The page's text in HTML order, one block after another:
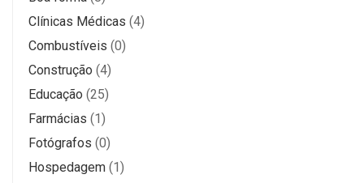
Clínicas Médicas (4)
Combustíveis (0)
Construção (4)
Educação (25)
Farmácias (1)
Fotógrafos (0)
Hospedagem (1)